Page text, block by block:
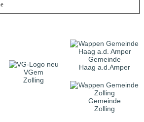
VGem
Zolling
Gemeinde
Haag a.d.Amper
Gemeinde
Zolling